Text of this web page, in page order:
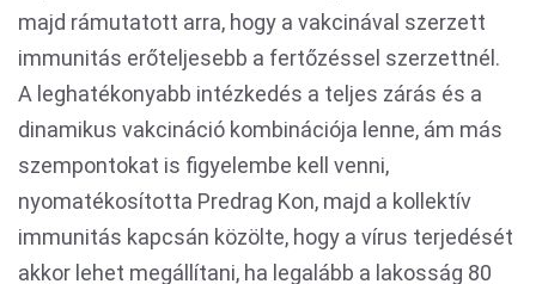
majd rámutatott arra, hogy a vakcinával szerzett
immunitás erőteljesebb a fertőzéssel szerzettnél.
A leghatékonyabb intézkedés a teljes zárás és a
dinamikus vakcináció kombinációja lenne, ám más
szempontokat is figyelembe kell venni,
nyomatékosította Predrag Kon, majd a kollektív
immunitás kapcsán közölte, hogy a vírus terjedését
akkor lehet megállítani, ha legalább a lakosság 80